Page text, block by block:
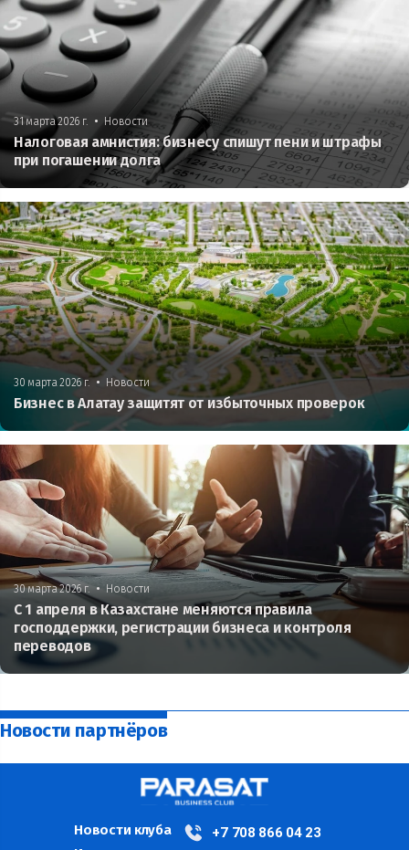
31 марта 2026 г. • Новости
Налоговая амнистия: бизнесу спишут пени и штрафы
при погашении долга
30 марта 2026 г. • Новости
Бизнес в Алатау защитят от избыточных проверок
30 марта 2026 г. • Новости
С 1 апреля в Казахстане меняются правила
господдержки, регистрации бизнеса и контроля
переводов
Новости партнёров
Новости клуба
+7 708 866 04 23